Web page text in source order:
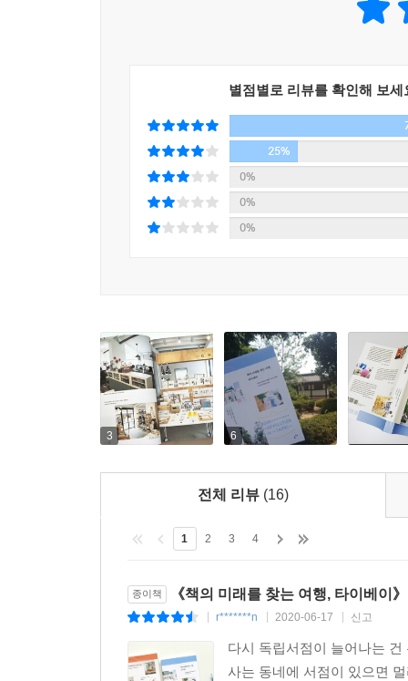
서울과 대만을 다룬 「책의 미래를 찾는 여행」
타이베이의 출판인들은 천천히, 지속가능한 방
한국의 출판 현장에서 일본의 출판과 미래를 보
앞으로의 출판과 콘텐츠의 미래에 관한 새로운 시
“대만과 일본은 다르다. 한국과도 다르다. 하지
생각하고 해결하려는 사람들이 있다는 사실을 아
별점별로 리뷰를 확인해 보세
25%
0%
0%
0%
3 6
전체 리뷰 (16)
1 2 3 4
종이책 《책의 미래를 찾는 여행, 타이베이
r*******n 2020-06-17 신고
다시 독립서점이 늘어나는
사는 동네에 서점이 있으면